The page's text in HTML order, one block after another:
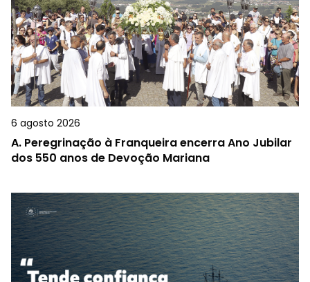
6 agosto 2026
A. Peregrinação à Franqueira encerra Ano Jubilar
dos 550 anos de Devoção Mariana